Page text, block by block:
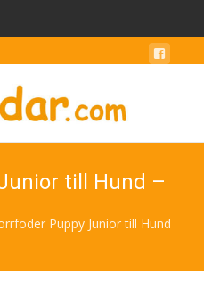
till Hund –
Puppy Junior till Hund